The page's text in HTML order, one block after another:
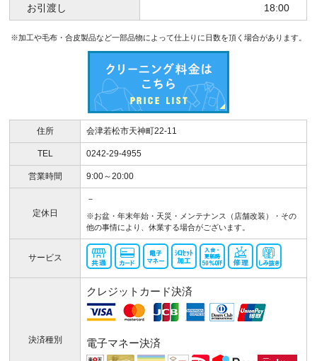
お引渡し 18:00
※加工や毛布・合皮製品など一部品物によって仕上りに日数を頂く場合があります。
住所 会津若松市天神町22-11
TEL 0242-29-4955
営業時間 9:00～20:00
定休日
－
※お盆・年末年始・天災・メンテナンス（店舗改装）・その
他の事情により、休業する場合がございます。
サービス
決済種別
クレジットカード決済
電子マネー決済